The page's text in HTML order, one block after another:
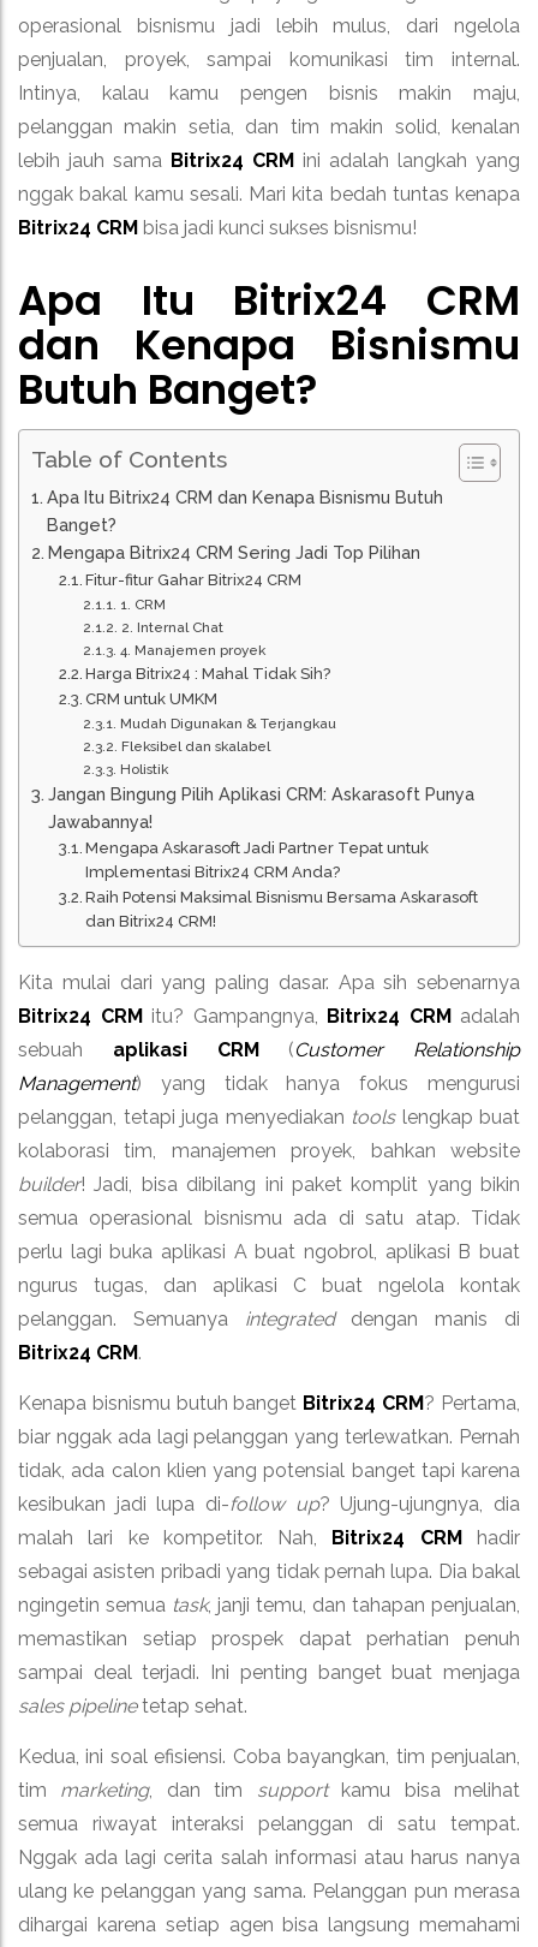
operasional bisnismu jadi lebih mulus, dari ngelola
penjualan, proyek, sampai komunikasi tim internal.
Intinya, kalau kamu pengen bisnis makin maju,
pelanggan makin setia, dan tim makin solid, kenalan
lebih jauh sama Bitrix24 CRM ini adalah langkah yang
nggak bakal kamu sesali. Mari kita bedah tuntas kenapa
Bitrix24 CRM bisa jadi kunci sukses bisnismu!
Apa Itu Bitrix24 CRM
dan Kenapa Bisnismu
Butuh Banget?
Table of Contents
Apa Itu Bitrix24 CRM dan Kenapa Bisnismu Butuh
Banget?
Mengapa Bitrix24 CRM Sering Jadi Top Pilihan
Fitur-fitur Gahar Bitrix24 CRM
1. CRM
2. Internal Chat
4. Manajemen proyek
Harga Bitrix24 : Mahal Tidak Sih?
CRM untuk UMKM
Mudah Digunakan & Terjangkau
Fleksibel dan skalabel
Holistik
Jangan Bingung Pilih Aplikasi CRM: Askarasoft Punya
Jawabannya!
Mengapa Askarasoft Jadi Partner Tepat untuk
Implementasi Bitrix24 CRM Anda?
Raih Potensi Maksimal Bisnismu Bersama Askarasoft
dan Bitrix24 CRM!
Kita mulai dari yang paling dasar. Apa sih sebenarnya
Bitrix24 CRMitu? Gampangnya, Bitrix24 CRMadalah
sebuah aplikasi CRM(Customer Relationship
Management) yang tidak hanya fokus mengurusi
pelanggan, tetapi juga menyediakan toolslengkap buat
kolaborasi tim, manajemen proyek, bahkan website
builder! Jadi, bisa dibilang ini paket komplit yang bikin
semua operasional bisnismu ada di satu atap. Tidak
perlu lagi buka aplikasi A buat ngobrol, aplikasi B buat
ngurus tugas, dan aplikasi C buat ngelola kontak
pelanggan. Semuanya integrateddengan manis di
Bitrix24 CRM.
Kenapa bisnismu butuh banget Bitrix24 CRM? Pertama,
biar nggak ada lagi pelanggan yang terlewatkan. Pernah
tidak, ada calon klien yang potensial banget tapi karena
kesibukan jadi lupa di-follow up? Ujung-ujungnya, dia
malah lari ke kompetitor. Nah, Bitrix24 CRMhadir
sebagai asisten pribadi yang tidak pernah lupa. Dia bakal
ngingetin semua task, janji temu, dan tahapan penjualan,
memastikan setiap prospek dapat perhatian penuh
sampai deal terjadi. Ini penting banget buat menjaga
sales pipelinetetap sehat.
Kedua, ini soal efisiensi. Coba bayangkan, tim penjualan,
tim marketing, dan tim supportkamu bisa melihat
semua riwayat interaksi pelanggan di satu tempat.
Nggak ada lagi cerita salah informasi atau harus nanya
ulang ke pelanggan yang sama. Pelanggan pun merasa
dihargai karena setiap agen bisa langsung memahami